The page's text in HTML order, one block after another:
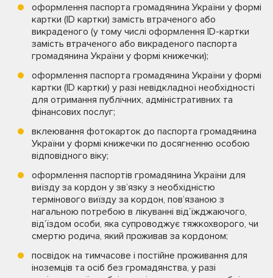
оформлення паспорта громадянина України у формі
картки (ID картки) замість втраченого або
викраденого (у тому числі оформлення ID-картки
замість втраченого або викраденого паспорта
громадянина України у формі книжечки);
оформлення паспорта громадянина України у формі
картки (ID картки) у разі невідкладної необхідності
для отримання публічних, адміністративних та
фінансових послуг;
вклеювання фотокарток до паспорта громадянина
України у формі книжечки по досягненню особою
відповідного віку;
оформлення паспортів громадянина України для
виїзду за кордон у зв’язку з необхідністю
термінового виїзду за кордон, пов’язаною з
нагальною потребою в лікуванні від’їжджаючого,
від’їздом особи, яка супроводжує тяжкохворого, чи
смертю родича, який проживав за кордоном;
посвідок на тимчасове і постійне проживання для
іноземців та осіб без громадянства, у разі